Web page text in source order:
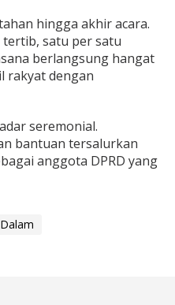
hingga akhir acara.
satu per satu
berlangsung hangat
rakyat dengan
seremonial.
bantuan tersalurkan
anggota DPRD yang